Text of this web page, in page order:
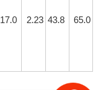
17.0 2.23 43.8 65.0